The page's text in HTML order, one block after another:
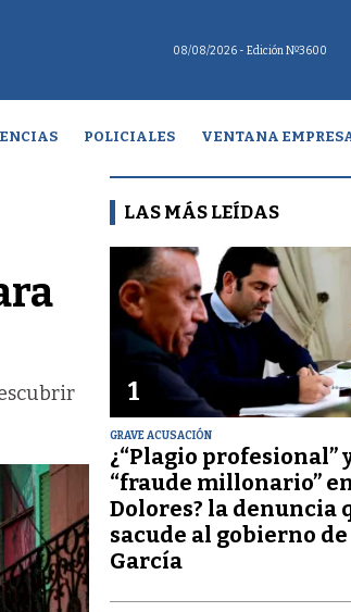
08/08/2026 - Edición Nº3600
POLICIALES VENTANA
LAS MÁS LEÍDAS
1
GRAVE ACUSACIÓN
¿“Plagio profesional”
“fraude millonario”
Dolores? la denuncia
sacude al gobierno de
García